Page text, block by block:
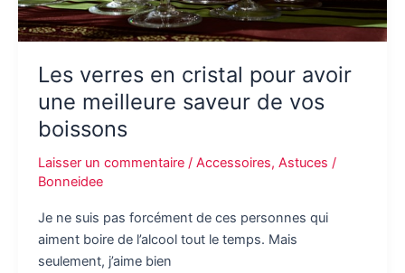
Les verres en cristal pour avoir
une meilleure saveur de vos
boissons
Laisser un commentaire / Accessoires, Astuces /
Bonneidee
Je ne suis pas forcément de ces personnes qui
aiment boire de l’alcool tout le temps. Mais
seulement, j’aime bien